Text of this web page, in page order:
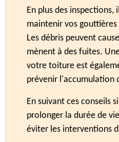
En plus des
maintenir vos gouttières
Les débris peuvent
mènent à des fuites.
votre toiture est
prévenir l'accumulation
En suivant ces conseils
prolonger la durée de
éviter les interventions